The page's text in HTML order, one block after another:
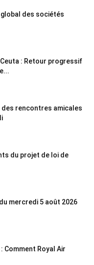
des sociétés
: Retour progressif
des rencontres amicales
du projet de loi de
mercredi 5 août 2026
Comment Royal Air